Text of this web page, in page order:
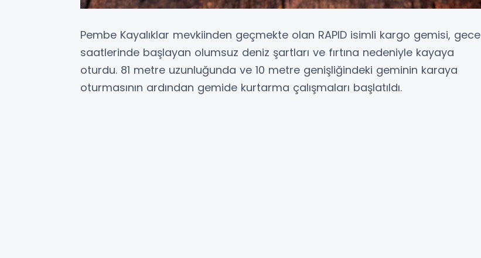
Pembe Kayalıklar mevkiinden geçmekte olan RAPID isimli kargo gemisi, gece
saatlerinde başlayan olumsuz deniz şartları ve fırtına nedeniyle kayaya
oturdu. 81 metre uzunluğunda ve 10 metre genişliğindeki geminin karaya
oturmasının ardından gemide kurtarma çalışmaları başlatıldı.